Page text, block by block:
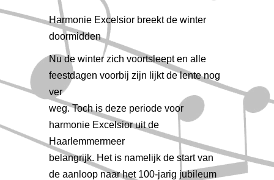
e
m
e
n
t
N
a
v
i
g
Harmonie Excelsior breekt de winter
doormidden
Nu de winter zich voortsleept en alle
feestdagen voorbij zijn lijkt de lente nog
ver
weg. Toch is deze periode voor
harmonie Excelsior uit de
Haarlemmermeer
belangrijk. Het is namelijk de start van
de aanloop naar het 100-jarig jubileum